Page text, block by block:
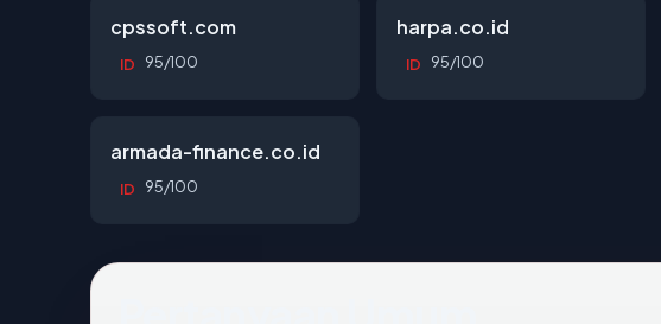
cpssoft.com
ID 95/100
harpa.co.id
ID 95/100
armada-finance.co.id
ID 95/100